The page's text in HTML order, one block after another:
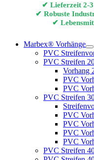
✔ Lieferzeit 2-3
✔ Robuste
✔
Marbex® Vorhänge
PVC
PVC Streifen
Vorhang
PVC
PVC
PVC Streifen
PVC
PVC
PVC
PVC
PVC Streifen